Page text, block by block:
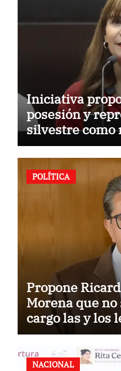
Iniciativa
posesión y
silvestre como
POLÍTICA
Propone
Morena que
cargo las y los
quieren
NACIONAL